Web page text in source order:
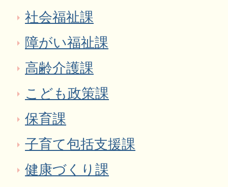
社会福祉課
障がい福祉課
高齢介護課
こども政策課
保育課
子育て包括支援課
健康づくり課